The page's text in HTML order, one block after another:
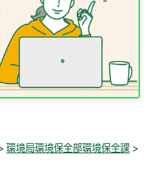
環境局環境保全部環境保全課 >